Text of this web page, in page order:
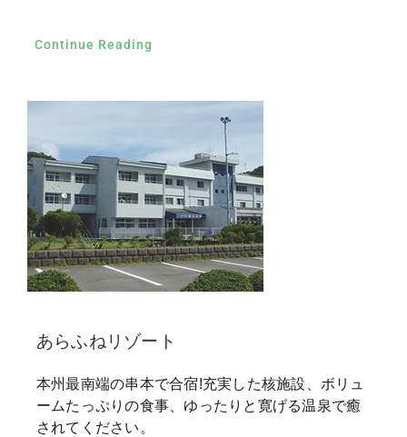
Continue Reading
あらふねリゾート
本州最南端の串本で合宿!充実した核施設、ボリュ
ームたっぷりの食事、ゆったりと寛げる温泉で癒
されてください。